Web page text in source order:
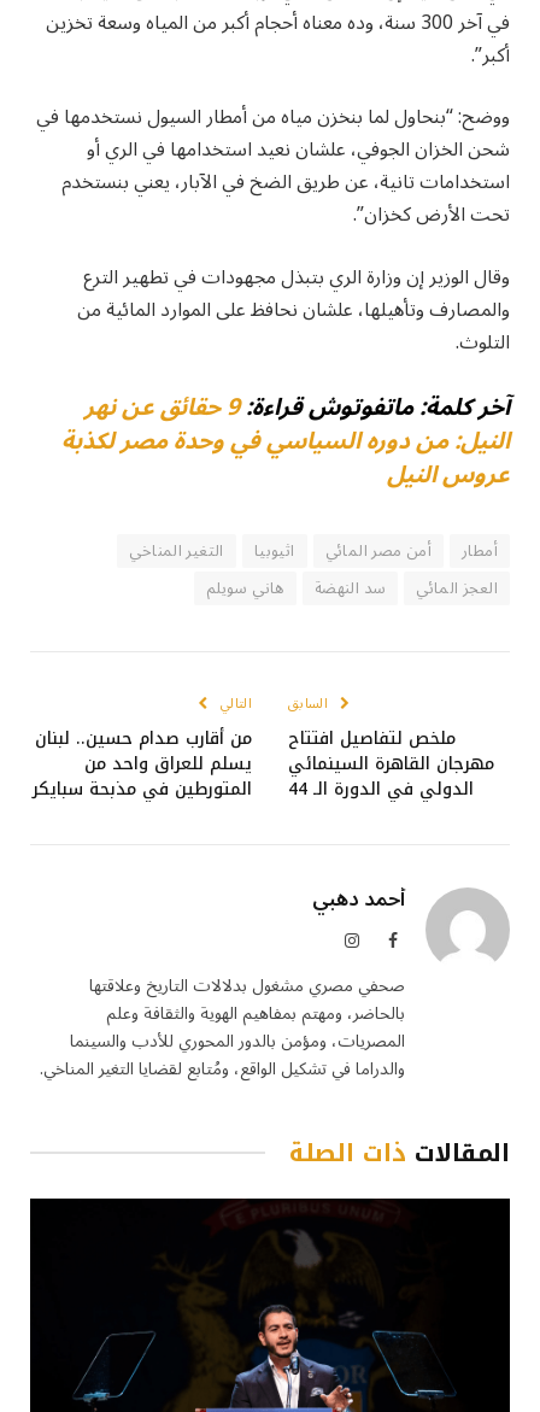
في آخر 300 سنة، وده معناه أحجام أكبر من المياه وسعة تخزين
أكبر”.
ووضح: “بنحاول لما بنخزن مياه من أمطار السيول نستخدمها في
شحن الخزان الجوفي، علشان نعيد استخدامها في الري أو
استخدامات تانية، عن طريق الضخ في الآبار، يعني بنستخدم
تحت الأرض كخزان”.
وقال الوزير إن وزارة الري بتبذل مجهودات في تطهير الترع
والمصارف وتأهيلها، علشان نحافظ على الموارد المائية من
التلوث.
آخر كلمة: ماتفوتوش قراءة: 9 حقائق عن نهر
النيل: من دوره السياسي في وحدة مصر لكذبة
عروس النيل
أمطار أمن مصر المائي اثيوبيا
التغير المناخي
العجز المائي
سد النهضة هاني سويلم
السابق
ملخص لتفاصيل افتتاح
مهرجان القاهرة السينمائي
الدولي في الدورة الـ 44
التالي
من أقارب صدام حسين.. لبنان
يسلم للعراق واحد من
المتورطين في مذبحة سبايكر
أحمد دهبي
فيسبوكالانستغرام
صحفي مصري مشغول بدلالات التاريخ وعلاقتها
بالحاضر، ومهتم بمفاهيم الهوية والثقافة وعلم
المصريات، ومؤمن بالدور المحوري للأدب والسينما
والدراما في تشكيل الواقع، ومُتابع لقضايا التغير المناخي.
المقالات ذات الصلة